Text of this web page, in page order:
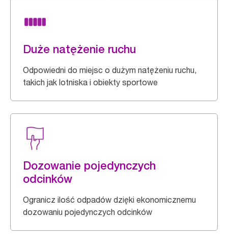
Duże natężenie ruchu
Odpowiedni do miejsc o dużym natężeniu ruchu,
takich jak lotniska i obiekty sportowe
Dozowanie pojedynczych
odcinków
Ogranicz ilość odpadów dzięki ekonomicznemu
dozowaniu pojedynczych odcinków